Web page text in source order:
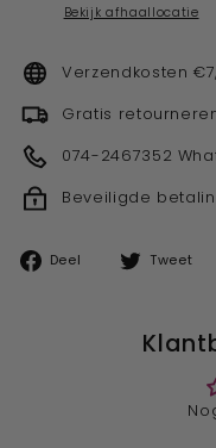
Bekijk afhaallocatie
Verzendkosten
Gratis
074-2467352
Beveiligde
Deel
Deel
Tweet